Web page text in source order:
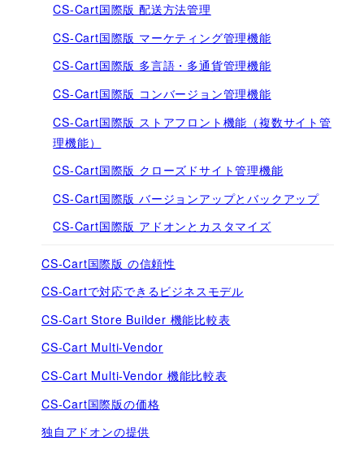
CS-Cart国際版 配送方法管理
CS-Cart国際版 マーケティング管理機能
CS-Cart国際版 多言語・多通貨管理機能
CS-Cart国際版 コンバージョン管理機能
CS-Cart国際版 ストアフロント機能（複数サイト管
理機能）
CS-Cart国際版 クローズドサイト管理機能
CS-Cart国際版 バージョンアップとバックアップ
CS-Cart国際版 アドオンとカスタマイズ
CS-Cart国際版 の信頼性
CS-Cartで対応できるビジネスモデル
CS-Cart Store Builder 機能比較表
CS-Cart Multi-Vendor
CS-Cart Multi-Vendor 機能比較表
CS-Cart国際版の価格
独自アドオンの提供